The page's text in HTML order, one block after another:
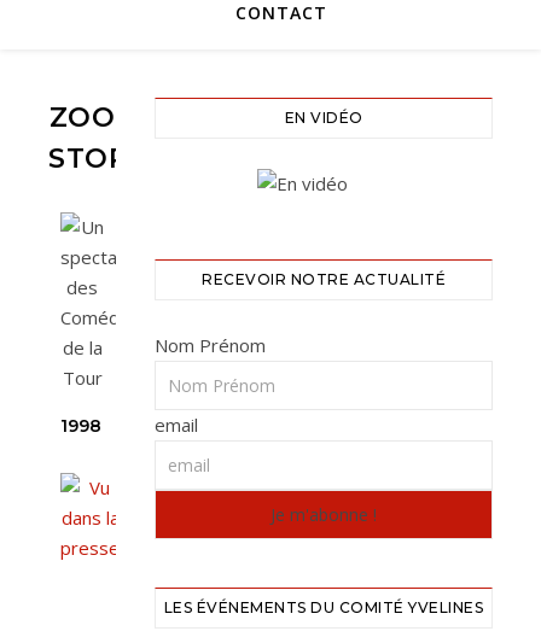
Vivez notre scène passion !
CONTACT
ZOO
STORY
1998
EN VIDÉO
RECEVOIR NOTRE ACTUALITÉ
Nom Prénom
email
LES ÉVÉNEMENTS DU COMITÉ YVELINES